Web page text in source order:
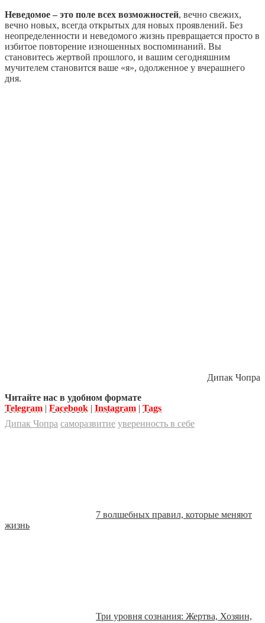
Неведомое – это поле всех возможностей, вечно свежих,
вечно новых, всегда открытых для новых проявлений. Без
неопределенности и неведомого жизнь превращается просто в
избитое повторение изношенных воспоминаний. Вы
становитесь жертвой прошлого, и вашим сегодняшним
мучителем становится ваше «я», одолженное у вчерашнего
дня.
Дипак Чопра
Читайте нас в удобном формате
Telegram | Facebook | Instagram | Tags
Дипак Чопра саморазвитие уверенность в себе
7 волшебных правил, которые меняют
жизнь
Три уровня сознания: Жертва, Хозяин,